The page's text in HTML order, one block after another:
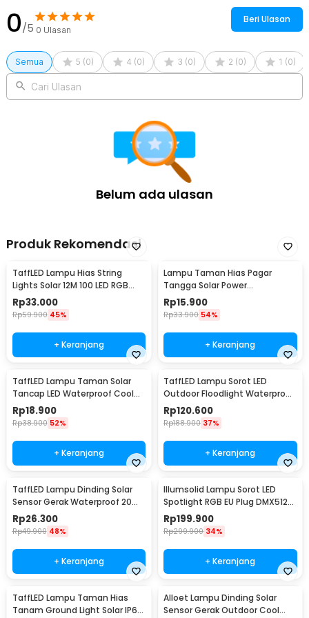
0/5 0 Ulasan
Beri Ulasan
Semua 5 (0) 4 (0) 3 (0) 2 (0) 1 (0)
Cari Ulasan
Belum ada ulasan
Produk Rekomendasi
TaffLED Lampu Hias String
Lights Solar 12M 100 LED RGB
Waterproof - YY-3210
Rp33.000
Rp59.900 45%
+ Keranjang
Lampu Taman Hias Pagar
Tangga Solar Power
Waterproof Cool White - HBT-
1501
Rp15.900
Rp33.900 54%
+ Keranjang
TaffLED Lampu Taman Solar
Tancap LED Waterproof Cool
White 6000K - YF-922
Rp18.900
Rp38.900 52%
+ Keranjang
TaffLED Lampu Sorot LED
Outdoor Floodlight Waterproof
Cool White 30W - W804
Rp120.600
Rp188.900 37%
+ Keranjang
TaffLED Lampu Dinding Solar
Sensor Gerak Waterproof 20
LED Cool White - L20
Rp26.300
Rp49.900 48%
+ Keranjang
Illumsolid Lampu Sorot LED
Spotlight RGB EU Plug DMX512
240V 30W - YS-P01
Rp199.900
Rp299.900 34%
+ Keranjang
TaffLED Lampu Taman Hias
Tanam Ground Light Solar IP65
Alloet Lampu Dinding Solar
Sensor Gerak Outdoor Cool